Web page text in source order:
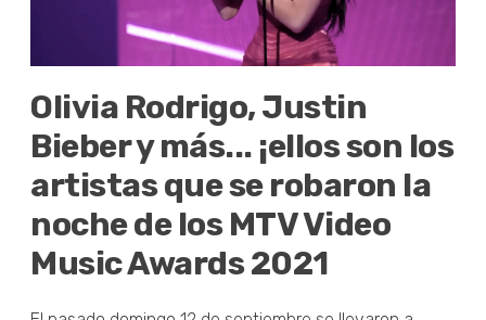
Olivia Rodrigo, Justin
Bieber y más... ¡ellos son los
artistas que se robaron la
noche de los MTV Video
Music Awards 2021